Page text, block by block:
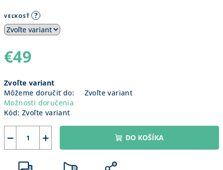
VEĽKOSŤ ?
€49
cena:
Zvoľte variant
Môžeme doručiť do:
Zvoľte variant
Možnosti doručenia
Kód: Zvoľte variant
+
− DO KOŠÍKA